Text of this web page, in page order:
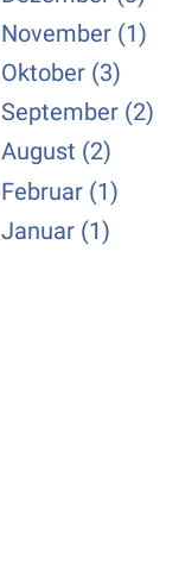
November (1)
Oktober (3)
September (2)
August (2)
Februar (1)
Januar (1)